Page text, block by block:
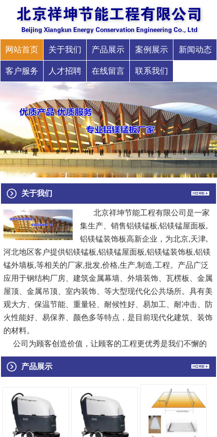
网站首页 关于我们 产品展示 案例展示 新闻动态
客户服务 人才招聘 在线留言 联系我们
关于我们
北京祥坤节能工程有限公司是一家
集生产、销售铝镁锰板,铝镁锰屋面板,
铝镁锰装饰板高新企业，为北京,天津,
河北地区客户提供铝镁锰板,铝镁锰屋面板,铝镁锰装饰板,铝镁
锰外墙板,等相关的厂家,批发,价格,生产,制造,工程。产品广泛
应用于钢结构厂房、建筑金属幕墙、外墙装饰、瓦楞板、金属
屋顶、金属吊顶、室内装饰、等大型现代化公共场所。具有美
观大方、保温节能、重量轻、耐候性好、易加工、耐冲击、防
火性能好、易保养、颜色多等特点，是目前现代化建筑、装饰
的材料。
公司为顾客创造价值，让顾客的工程更优秀是我们不懈的
追求，视产品质量为生命，诚信创新，追求与顾客、员工、社
会的共赢，在机遇和挑战中不断发展，祥坤正向着更高、更
...[查看详情]
产品展示